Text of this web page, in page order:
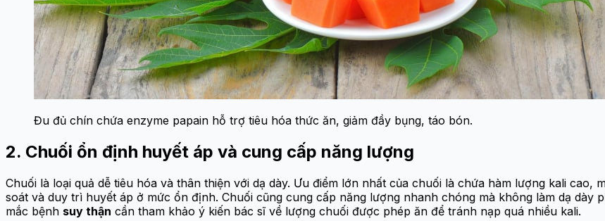
Đu đủ chín chứa enzyme papain hỗ trợ tiêu hóa thức ăn, giảm đầy bụng, táo bón.
2. Chuối ổn định huyết áp và cung cấp năng lượng
Chuối là loại quả dễ tiêu hóa và thân thiện với dạ dày. Ưu điểm lớn nhất của chuối là chứa hàm lượng kali cao,
soát và duy trì huyết áp ở mức ổn định. Chuối cũng cung cấp năng lượng nhanh chóng mà không làm dạ dày
mắc bệnh suy thận cần tham khảo ý kiến bác sĩ về lượng chuối được phép ăn để tránh nạp quá nhiều kali.